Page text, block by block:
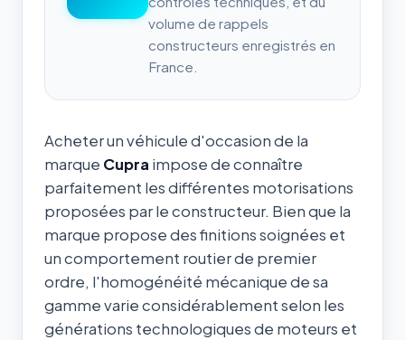
volume de rappels
constructeurs enregistrés en
France.
Acheter un véhicule d'occasion de la
marque Cupra impose de connaître
parfaitement les différentes motorisations
proposées par le constructeur. Bien que la
marque propose des finitions soignées et
un comportement routier de premier
ordre, l'homogénéité mécanique de sa
gamme varie considérablement selon les
générations technologiques de moteurs et